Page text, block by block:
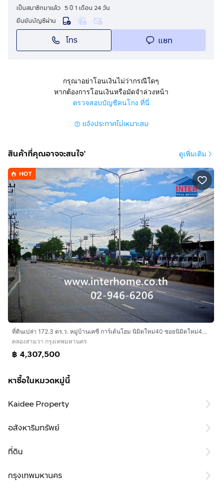
📍 จุดเด่นทำเล
🚗 ติดถนนหทัยราษฎร์ เดินทางสะดวก
🏙 อยู่ในโซนขยายตัวของกรุงเทพฯ
⚡💧 ไฟฟ้าและน้ำประปาพร้อมใช้งาน
💰 ราคาไร่ละ 14 ล้านบาท
🔥 ต่อรองได้ สำหรับผู้ซื้อจริง
🎯 ฟรีค่าโอน พร้อมโอนทันที
📌 พิกัด : ซอยหทัยราษฎร์ 32
📞 สนใจติดต่อ :
📱 Line / TikTok : tang2518tang
🔥 ที่ดินแปลงใหญ่ ทำเลดี ติดถนนหลักแบบนี้ หาได้ยากใน
กรุงเทพฯ!
เป็นสมาชิกมาแล้ว 5 ปี 1 เดือน 24 วัน
ยืนยันบัญชีผ่าน
โทร แชท
กรุณาอย่าโอนเงินไม่ว่ากรณีใดๆ
หากต้องการโอนเงินหรือมัดจำล่วงหน้า
ตรวจสอบบัญชีคนโกง ที่นี่
แจ้งประกาศไม่เหมาะสม
สินค้าที่คุณอาจจะสนใจ' ดูเพิ่มเติม
HOT
ที่ดินเปล่า 172.3 ตร.ว. หมู่บ้านเคซี การ์เด้นโฮม นิมิตใหม่40 ซอยนิมิตใหม่40 ถนนนิมิตใหม่ ถนนสุวินทวงศ์ เขตคลองสามวา กรุงเทพมหานคร
คลองสามวา กรุงเทพมหานคร
฿ 4,307,500
หาซื้อในหมวดหมู่นี้
Kaidee Property
อสังหาริมทรัพย์
ที่ดิน
กรุงเทพมหานคร